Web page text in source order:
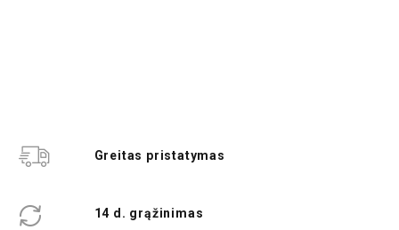
Greitas pristatymas
14 d. grąžinimas